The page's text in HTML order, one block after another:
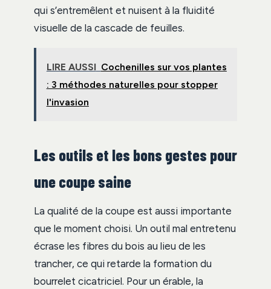
qui s’entremêlent et nuisent à la fluidité
visuelle de la cascade de feuilles.
LIRE AUSSI Cochenilles sur vos plantes
: 3 méthodes naturelles pour stopper
l'invasion
Les outils et les bons gestes pour
une coupe saine
La qualité de la coupe est aussi importante
que le moment choisi. Un outil mal entretenu
écrase les fibres du bois au lieu de les
trancher, ce qui retarde la formation du
bourrelet cicatriciel. Pour un érable, la